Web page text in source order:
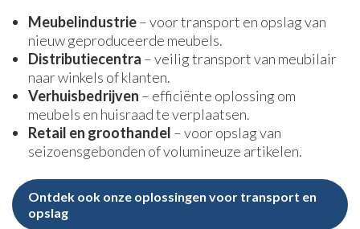
Meubelindustrie– voor transport en opslag van
nieuw geproduceerde meubels.
Distributiecentra – veilig transport van meubilair
naar winkels of klanten.
Verhuisbedrijven – efficiënte oplossing om
meubels en huisraad te verplaatsen.
Retail en groothandel – voor opslag van
seizoensgebonden of volumineuze artikelen.
Ontdek ook onze oplossingen voor transport en
opslag